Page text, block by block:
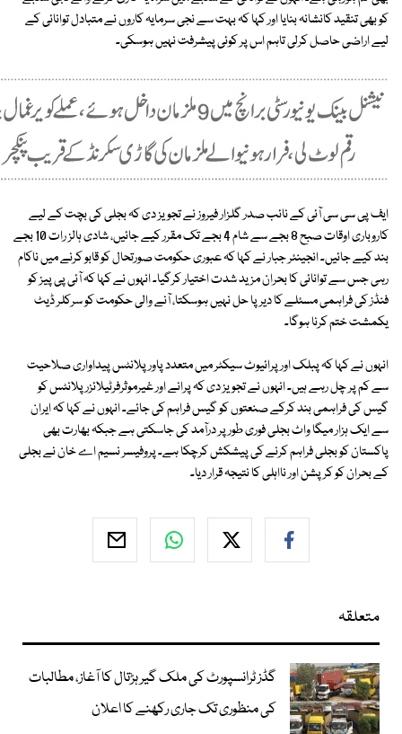
کو بھی تنقید کانشانہ بنایا اور کہا کہ بہت سے نجی سرمایہ کاروں نے متبادل توانائی کے
لیے اراضی حاصل کرلی تاہم اس پر کوئی پیشرفت نہیں ہوسکی۔
ایف پی سی سی آئی کے نائب صدر گلزار فیروز نے تجویز دی کہ بجلی کی بچت کے لیے
کاروباری اوقات صبح 8 بجے سے شام 4 بجے تک مقرر کیے جائیں، شادی ہالز رات 10 بجے
بند کیے جائیں۔ انجینئر جبار نے کہا کہ عبوری حکومت صورتحال کو قابو کرنے میں ناکام
رہی جس سے توانائی کا بحران مزید شدت اختیار کرگیا۔ انہوں نے کہا کہ آئی پی پیز کو
فنڈز کی فراہمی مسئلے کا دیرپا حل نہیں ہوسکتا، آنے والی حکومت کو سرکلر ڈیٹ
یکمشت ختم کرنا ہوگا۔
انہوں نے کہا کہ پبلک اور پرائیوٹ سیکٹر میں متعدد پاور پلانٹس پیداواری صلاحیت
سے کم پر چل رہے ہیں۔ انہوں نے تجویز دی کہ پرانے اور غیرموثرفرٹیلائزر پلانٹس کو
گیس کی فراہمی بند کرکے صنعتوں کو گیس فراہم کی جائے۔ انہوں نے کہا کہ ایران
سے ایک ہزار میگا واٹ بجلی فوری طور پر درآمد کی جاسکتی ہے جبکہ بھارت بھی
پاکستان کو بجلی فراہم کرنے کی پیشکش کرچکا ہے۔ پروفیسر نسیم اے خان نے بجلی
کے بحران کو کرپشن اور نااہلی کا نتیجہ قرار دیا۔
متعلقہ
گڈز ٹرانسپورٹ کی ملک گیر ہڑتال کا آغاز، مطالبات
کی منظوری تک جاری رکھنے کا اعلان